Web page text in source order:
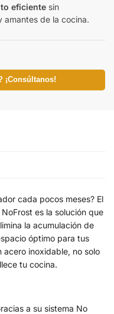
eficiente sin
amantes de la cocina.
¡Consúltanos!
cada pocos meses? El
es la solución que
la acumulación de
óptimo para tus
acero inoxidable, no solo
tu cocina.
a su sistema No